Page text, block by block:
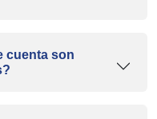
cuenta son